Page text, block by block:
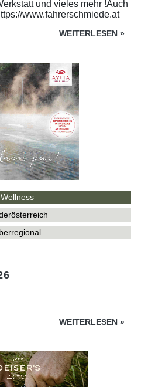
und vieles mehr !Auch
www.fahrerschmiede.at
WEITERLESEN »
Wellness
WEITERLESEN »